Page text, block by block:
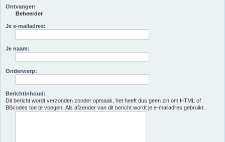
Ontvanger:
Beheerder
Je e-mailadres:
Je naam:
Onderwerp:
Berichtinhoud:
Dit bericht wordt verzonden zonder opmaak, het heeft dus geen zin om HTML of
BBcodes toe te voegen. Als afzender van dit bericht wordt je e-mailadres gebruikt.